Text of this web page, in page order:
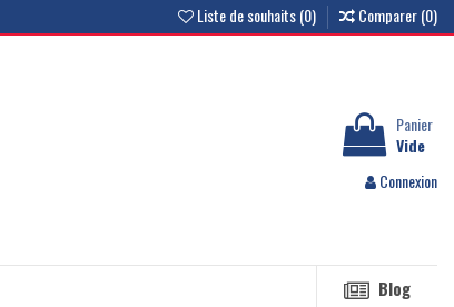
Liste de souhaits (0) Comparer (0)
Panier
Vide
Connexion
Blog